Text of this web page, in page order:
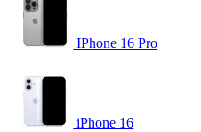
IPhone 16 Pro
iPhone 16